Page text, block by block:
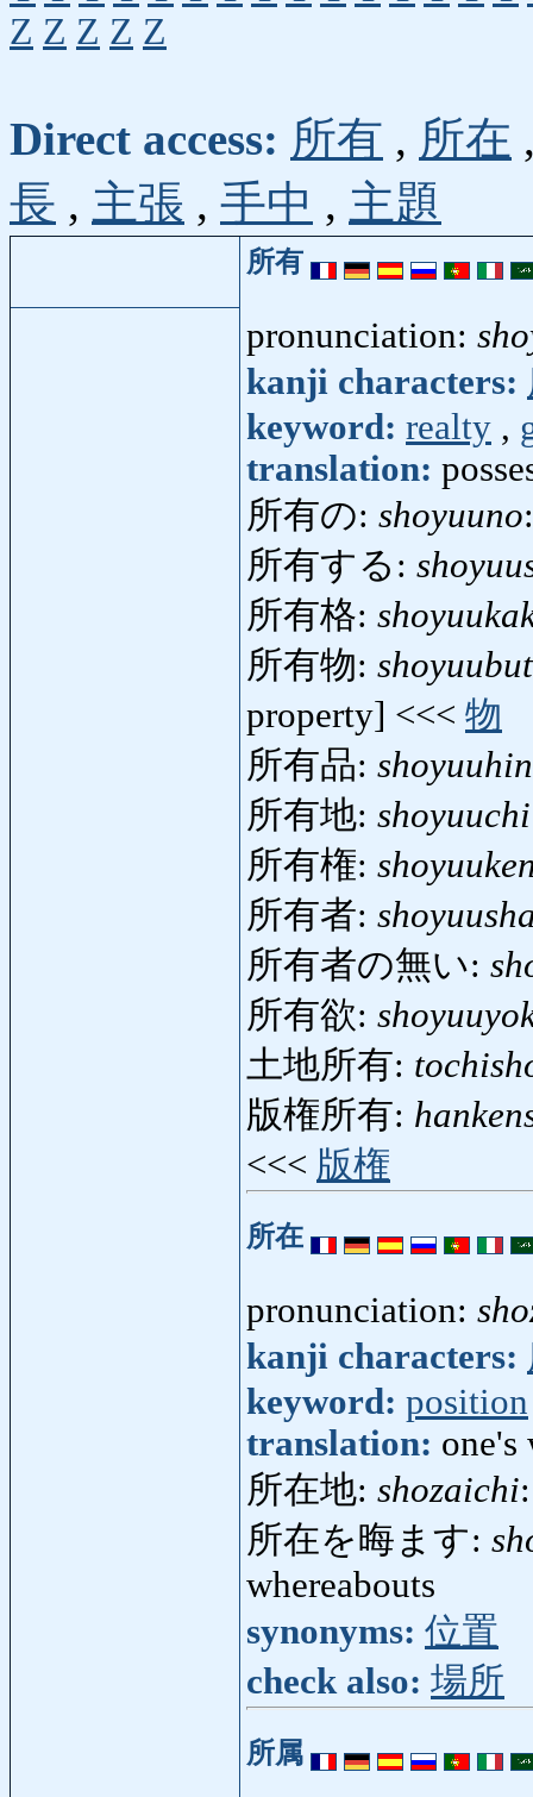
Z Z Z Z Z
Direct access: 所有 , 所在
長 , 主張 , 手中 , 主題
所有
pronunciation:
kanji characters:
keyword: realty ,
translation:
所有の: shoyuuno
所有する:
所有格:
所有物:
property] <<< 物
所有品: shoyuuhin
所有地: shoyuuchi
所有権:
所有者:
所有者の無い:
所有欲:
土地所有:
版権所有:
<<< 版権
所在
pronunciation:
kanji characters:
keyword: position
translation: one's
所在地: shozaichi
所在を晦ます:
whereabouts
synonyms: 位置
check also: 場所
所属